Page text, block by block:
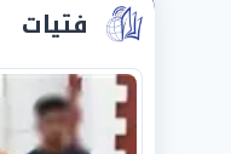
فتيات